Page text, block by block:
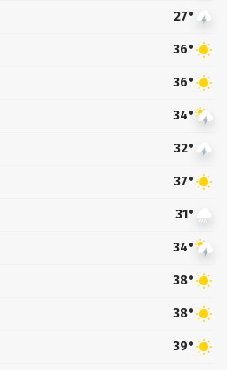
27°
36°
36°
34°
32°
37°
31°
34°
38°
38°
39°